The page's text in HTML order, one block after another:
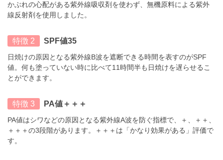
かぶれの心配がある紫外線吸収剤を使わず、無機原料による紫外
線反射剤を使用しました。
特徴 2 SPF値35
日焼けの原因となる紫外線B波を遮断できる時間を表すのがSPF
値。何も塗っていない時に比べて11時間半も日焼けを遅らせるこ
とができます。
特徴 3 PA値＋＋＋
PA値はシワなどの原因となる紫外線A波を防ぐ指標で、＋、＋＋、
＋＋＋の3段階があります。＋＋＋は「かなり効果がある」評価で
す。